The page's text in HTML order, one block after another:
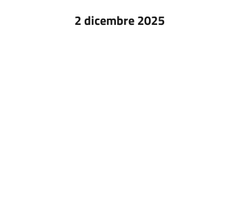
2 dicembre 2025